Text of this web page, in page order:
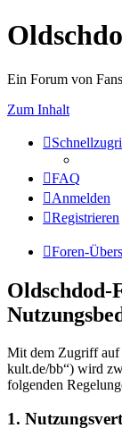
Ein Forum von
Zum Inhalt
FAQ
Anmelden
Registrieren
Foren-
Oldschdod-
Mit dem Zugriff auf
kult.de/bb“) wird
folgenden
1.